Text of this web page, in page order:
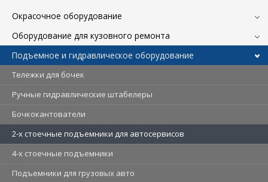
Окрасочное оборудование
Оборудование для кузовного ремонта
Подъемное и гидравлическое оборудование
Тележки для бочек
Ручные гидравлические штабелеры
Бочкокантователи
2-х стоечные подъемники для автосервисов
4-х стоечные подъемники
Подъемники для грузовых авто